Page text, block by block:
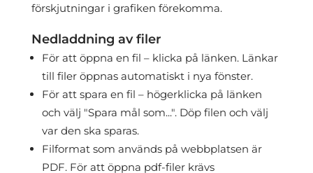
förskjutningar i grafiken förekomma.
Nedladdning av filer
För att öppna en fil – klicka på länken. Länkar
till filer öppnas automatiskt i nya fönster.
För att spara en fil – högerklicka på länken
och välj "Spara mål som...". Döp filen och välj
var den ska sparas.
Filformat som används på webbplatsen är
PDF. För att öppna pdf-filer krävs